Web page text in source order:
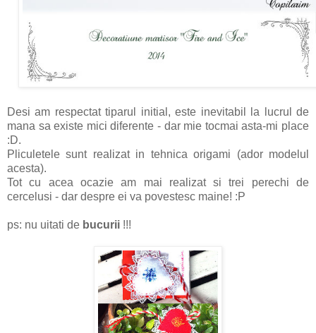
Desi am respectat tiparul initial, este inevitabil la lucrul de
mana sa existe mici diferente - dar mie tocmai asta-mi place
:D.
Pliculetele sunt realizat in tehnica origami (ador modelul
acesta).
Tot cu acea ocazie am mai realizat si trei perechi de
cercelusi - dar despre ei va povestesc maine! :P
ps: nu uitati de bucurii !!!